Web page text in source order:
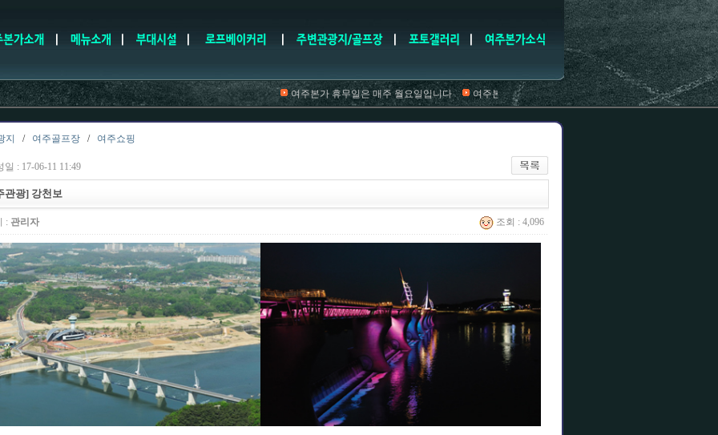
여주본가 휴무일은 매주 월요일입니다 여주본가는 여주시지정쌀밥집입니다.(오전11시오픈)
지 / 여주골프장/ 여주쇼핑
일 : 17-06-11 11:49
관광] 강천보
: 관리자 조회 : 4,096